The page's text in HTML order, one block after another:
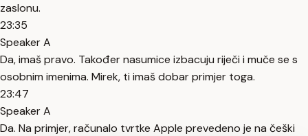
zaslonu.
23:35
Speaker A
Da, imaš pravo. Također nasumice izbacuju riječi i muče se s
osobnim imenima. Mirek, ti imaš dobar primjer toga.
23:47
Speaker A
Da. Na primjer, računalo tvrtke Apple prevedeno je na češki